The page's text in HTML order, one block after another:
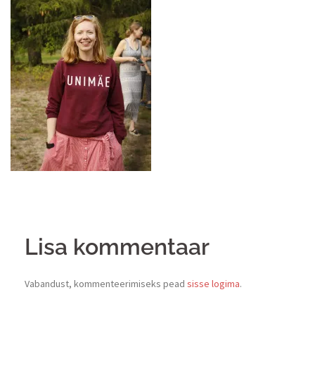
Lisa kommentaar
Vabandust, kommenteerimiseks pead sisse logima.